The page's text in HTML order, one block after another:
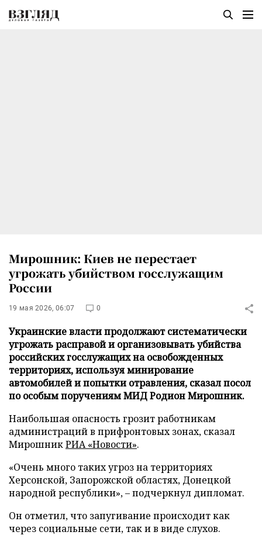
Мирошник: Киев не перестает
угрожать убийством госслужащим
России
19 мая 2026, 06:07 0
Украинские власти продолжают систематически
угрожать расправой и организовывать убийства
российских госслужащих на освобожденных
территориях, используя минирование
автомобилей и попытки отравления, сказал посол
по особым поручениям МИД Родион Мирошник.
Наибольшая опасность грозит работникам
администраций в прифронтовых зонах, сказал
МирошникРИА «Новости».
«Очень много таких угроз на территориях
Херсонской, Запорожской областях, Донецкой
народной республики», – подчеркнул дипломат.
Он отметил, что запугивание происходит как
через социальные сети, так и в виде слухов.